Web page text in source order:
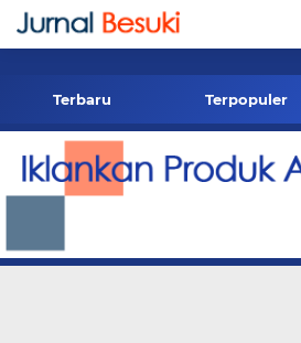
-->
Terbaru Terpopuler